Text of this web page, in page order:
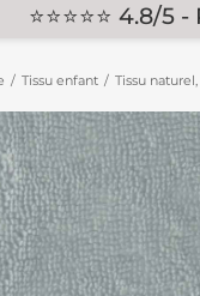
⭐⭐⭐⭐⭐ 4.8/
Tissu enfant Tissu